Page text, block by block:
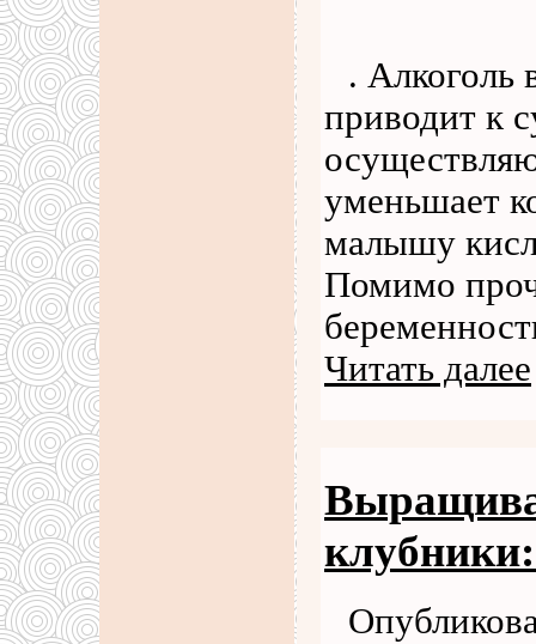
. Алкоголь
приводит к
уменьшает
малышу
Помимо
Читать далее